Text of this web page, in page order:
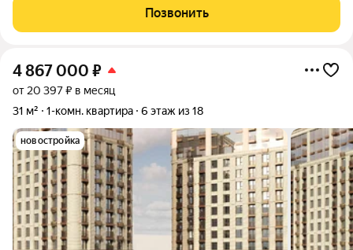
развивающие кружки), Школа № 51, лицей № 73, детский сад
№ 251. Хорошая транспортная
Позвонить
4 867 000 ₽
от 20 397 ₽ в месяц
31 м²
1-комн. квартира 6 этаж из 18
новостройка